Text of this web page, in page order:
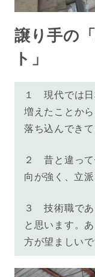
譲り手の
ト」
１現代では
増えたことか
落ち込んできて
２昔と違っ
向が強く、立
３技術職で
と思います。
方が望ましいで